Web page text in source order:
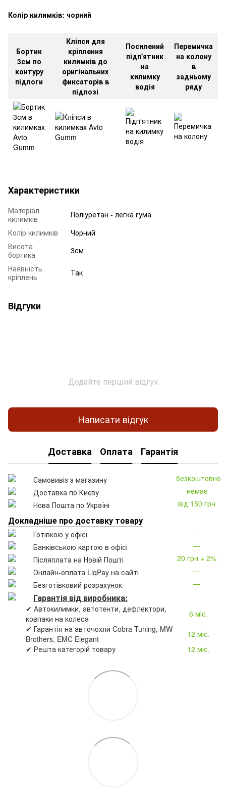
Колір килимків: чорний
Бортик
3см по
контуру
підлоги
Кліпси для
кріплення
килимків до
оригінальних
фиксаторів в
підлозі
Посилений
підп'ятник
на
килимку
водія
Перемичка
на колону
в
задньому
ряду
Характеристики
Матеріал
килимків
Поліуретан - легка гума
Колір килимків
Чорний
Висота
бортика
3см
Наявність
кріплень
Так
Відгуки
Додайте перший відгук
Написати відгук
Доставка Оплата Гарантія
Самовивіз з магазину
безкоштовно
Доставка по Києву
немає
Нова Пошта по Україні
від 150 грн
Докладніше про доставку товару
Готівкою у офісі
—
Банківською картою в офісі
—
Післяплата на Новій Пошті
20 грн + 2%
Онлайн-оплата LiqPay на сайті
—
Безготівковий розрахунок
—
Гарантія від виробника:
✔ Автокилимки, автотенти, дефлектори,
ковпаки на колеса
6 міс.
✔ Гарантія на авточохли Cobra Tuning, MW
Brothers, EMC Elegant
12 міс.
✔ Решта категорій товару
12 міс.